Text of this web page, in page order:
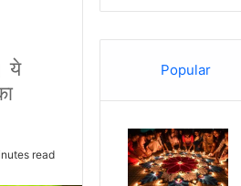
ये
read
Popular